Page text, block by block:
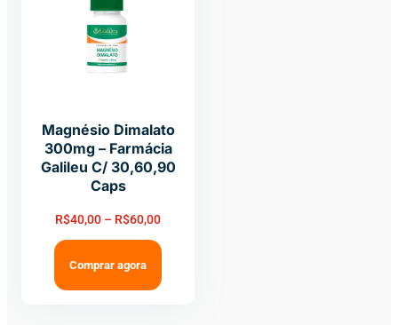
Magnésio Dimalato
300mg – Farmácia
Galileu C/ 30,60,90
Caps
R$40,00 – R$60,00
Comprar agora